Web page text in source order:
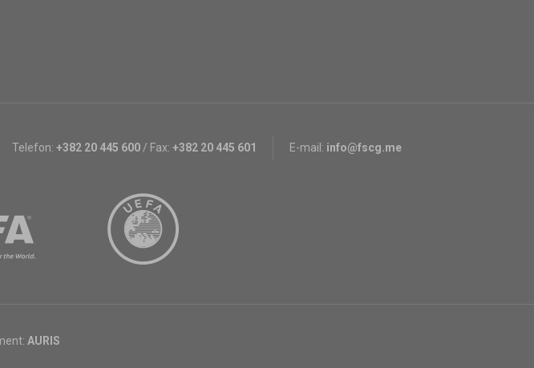
Telefon: +382 20 445 600 / Fax: +382 20 445 601 E-mail: info@fscg.me
AURIS